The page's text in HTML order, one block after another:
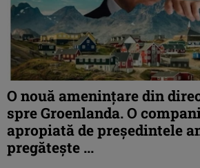
O nouă amenințare din
spre Groenlanda. O
apropiată de președintele
pregătește ...